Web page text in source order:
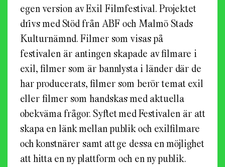
egen version av Exil Filmfestival. Projektet
drivs med Stöd från ABF och Malmö Stads
Kulturnämnd. Filmer som visas på
festivalen är antingen skapade av filmare i
exil, filmer som är bannlysta i länder där de
har producerats, filmer som berör temat exil
eller filmer som handskas med aktuella
obekväma frågor. Syftet med Festivalen är att
skapa en länk mellan publik och exilfilmare
och konstnärer samt att ge dessa en möjlighet
att hitta en ny plattform och en ny publik.